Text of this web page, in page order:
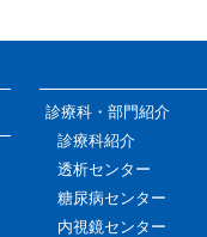
診療科・部門紹介
診療科紹介
透析センター
糖尿病センター
内視鏡センター